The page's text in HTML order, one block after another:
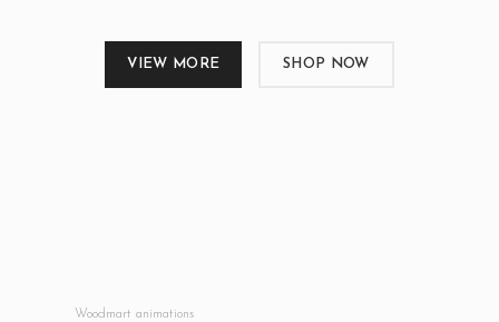
VIEW MORE SHOP NOW
Woodmart animations